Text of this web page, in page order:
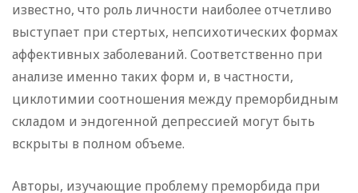
известно, что роль личности наиболее отчетливо
выступает при стертых, непсихотических формах
аффективных заболеваний. Соответственно при
анализе именно таких форм и, в частности,
циклотимии соотношения между преморбидным
складом и эндогенной депрессией могут быть
вскрыты в полном объеме.
Авторы, изучающие проблему преморбида при